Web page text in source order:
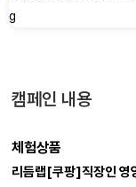
캠페인 내용
체험상품
리듬랩[쿠팡]직장인 영